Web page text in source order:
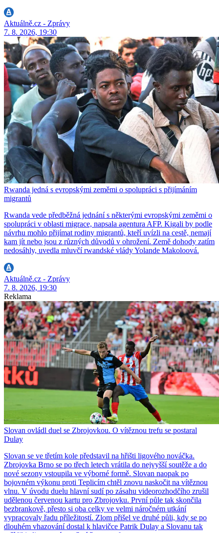
Aktuálně.cz - Zprávy
7. 8. 2026, 19:30
Rwanda jedná s evropskými zeměmi o spolupráci s přijímáním
migrantů
Rwanda vede předběžná jednání s některými evropskými zeměmi o
spolupráci v oblasti migrace, napsala agentura AFP. Kigali by podle
návrhu mohlo přijímat rodiny migrantů, kteří uvízli na cestě, nemají
kam jít nebo jsou z různých důvodů v ohrožení. Země dohody zatím
nedosáhly, uvedla mluvčí rwandské vlády Yolande Makoloová.
Aktuálně.cz - Zprávy
7. 8. 2026, 19:30
Reklama
Slovan ovládl duel se Zbrojovkou. O vítěznou trefu se postaral
Dulay
Slovan se ve třetím kole představil na hřišti ligového nováčka.
Zbrojovka Brno se po třech letech vrátila do nejvyšší soutěže a do
nové sezony vstoupila ve výborné formě. Slovan naopak po
bojovném výkonu proti Teplicím chtěl znovu naskočit na vítěznou
vlnu. V úvodu duelu hlavní sudí po zásahu videorozhodčího zrušil
udělenou červenou kartu pro Zbrojovku. První půle tak skončila
bezbrankově, přesto si oba celky ve velmi náročném utkání
vypracovaly řadu příležitostí. Zlom přišel ve druhé půli, kdy se po
dlouhém vhazování dostal k hlavičce Patrik Dulay a Slovanu tak